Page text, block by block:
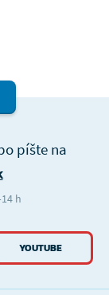
YOUTUBE
píšte na
h